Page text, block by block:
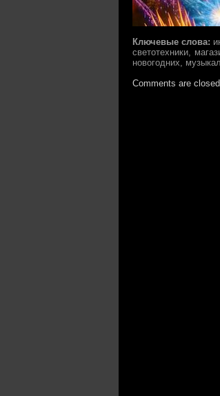
Ключевые слова:
светотехники,
новогодних,
Comments are